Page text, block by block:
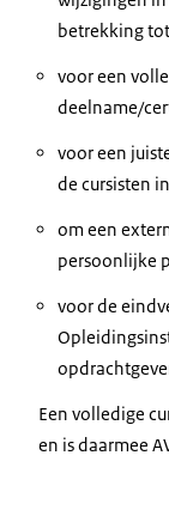
betrekking
voor een
deelname/
voor een
de cursisten
om een
persoonlijke
voor de
Een volledige
en is daarmee